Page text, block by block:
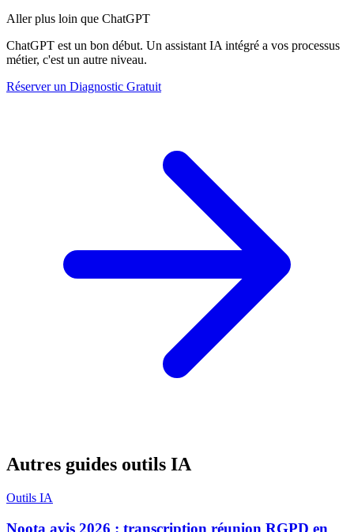
Aller plus loin que ChatGPT
ChatGPT est un bon début. Un assistant IA intégré a vos processus
métier, c'est un autre niveau.
Réserver un Diagnostic Gratuit
Autres guides outils IA
Outils IA
Noota avis 2026 : transcription réunion RGPD en